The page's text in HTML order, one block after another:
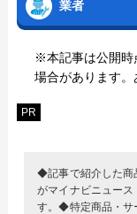
業者
※本記事は公開時
場合があります。
PR
◆記事で紹介した商
がマイナビニュース
す。◆特定商品・サ